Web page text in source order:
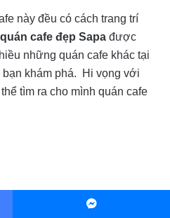
này đều có cách trang trí
quán cafe đẹp Sapa được
những quán cafe khác tại
bạn khám phá. Hi vọng với
tìm ra cho mình quán cafe